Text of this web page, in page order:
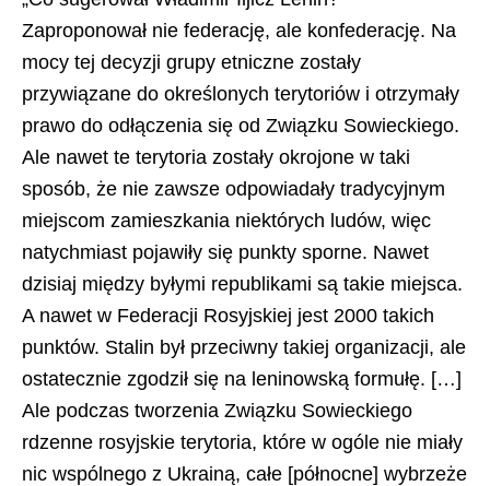
Zaproponował nie federację, ale konfederację. Na
mocy tej decyzji grupy etniczne zostały
przywiązane do określonych terytoriów i otrzymały
prawo do odłączenia się od Związku Sowieckiego.
Ale nawet te terytoria zostały okrojone w taki
sposób, że nie zawsze odpowiadały tradycyjnym
miejscom zamieszkania niektórych ludów, więc
natychmiast pojawiły się punkty sporne. Nawet
dzisiaj między byłymi republikami są takie miejsca.
A nawet w Federacji Rosyjskiej jest 2000 takich
punktów. Stalin był przeciwny takiej organizacji, ale
ostatecznie zgodził się na leninowską formułę. […]
Ale podczas tworzenia Związku Sowieckiego
rdzenne rosyjskie terytoria, które w ogóle nie miały
nic wspólnego z Ukrainą, całe [północne] wybrzeże